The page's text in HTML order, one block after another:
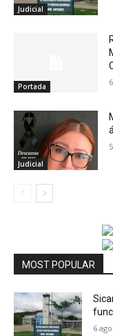
Judicial
Portada
Judicial
MOST POPULAR
6